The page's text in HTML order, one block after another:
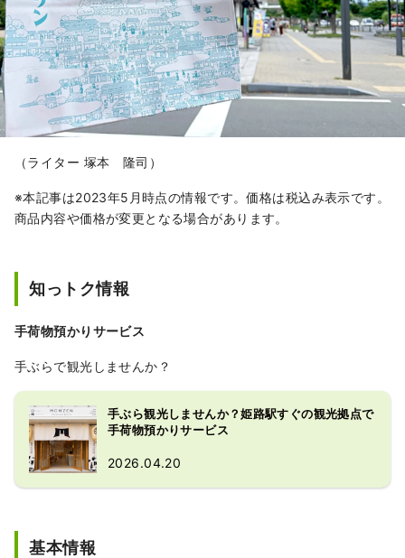
（ライター 塚本 隆司）
※本記事は2023年5月時点の情報です。価格は税込み表示です。
商品内容や価格が変更となる場合があります。
知っトク情報
手荷物預かりサービス
手ぶらで観光しませんか？
手ぶら観光しませんか？姫路駅すぐの観光拠点で
手荷物預かりサービス
2026.04.20
基本情報